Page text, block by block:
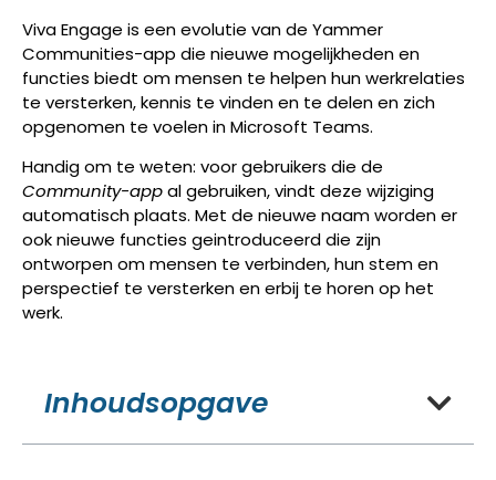
Viva Engage is een evolutie van de Yammer
Communities-app die nieuwe mogelijkheden en
functies biedt om mensen te helpen hun werkrelaties
te versterken, kennis te vinden en te delen en zich
opgenomen te voelen in Microsoft Teams.
Handig om te weten: voor gebruikers die de
Community-appal gebruiken, vindt deze wijziging
automatisch plaats. Met de nieuwe naam worden er
ook nieuwe functies geintroduceerd die zijn
ontworpen om mensen te verbinden, hun stem en
perspectief te versterken en erbij te horen op het
werk.
Inhoudsopgave